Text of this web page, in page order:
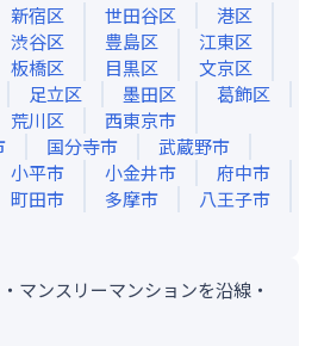
新宿区 世田谷区
港区
渋谷区 豊島区
江東区
板橋区 目黒区
文京区
足立区 墨田区
葛飾区
荒川区
西東京市
国分寺市
武蔵野市
小平市 小金井市
府中市
町田市 多摩市
八王子市
マンスリーマンションを沿線・